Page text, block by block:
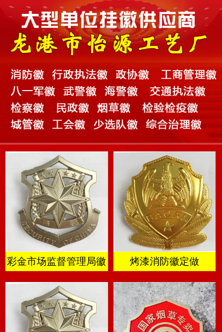
彩金市场监督管理局徽 烤漆消防徽定做